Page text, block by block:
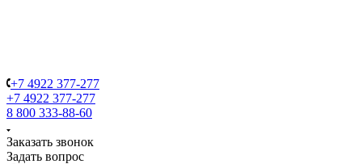
+7 4922 377-277
+7 4922 377-277
8 800 333-88-60
Заказать звонок
Задать вопрос